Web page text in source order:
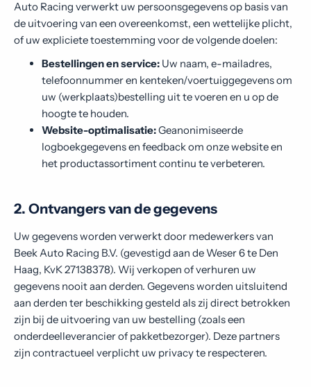
Auto Racing verwerkt uw persoonsgegevens op basis van
de uitvoering van een overeenkomst, een wettelijke plicht,
of uw expliciete toestemming voor de volgende doelen:
Bestellingen en service: Uw naam, e-mailadres,
telefoonnummer en kenteken/voertuiggegevens om
uw (werkplaats)bestelling uit te voeren en u op de
hoogte te houden.
Website-optimalisatie:Geanonimiseerde
logboekgegevens en feedback om onze website en
het productassortiment continu te verbeteren.
2. Ontvangers van de gegevens
Uw gegevens worden verwerkt door medewerkers van
Beek Auto Racing B.V. (gevestigd aan de Weser 6 te Den
Haag, KvK 27138378). Wij verkopen of verhuren uw
gegevens nooit aan derden. Gegevens worden uitsluitend
aan derden ter beschikking gesteld als zij direct betrokken
zijn bij de uitvoering van uw bestelling (zoals een
onderdeelleverancier of pakketbezorger). Deze partners
zijn contractueel verplicht uw privacy te respecteren.